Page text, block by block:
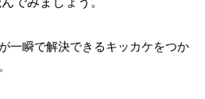
一瞬で解決できるキッカケをつか